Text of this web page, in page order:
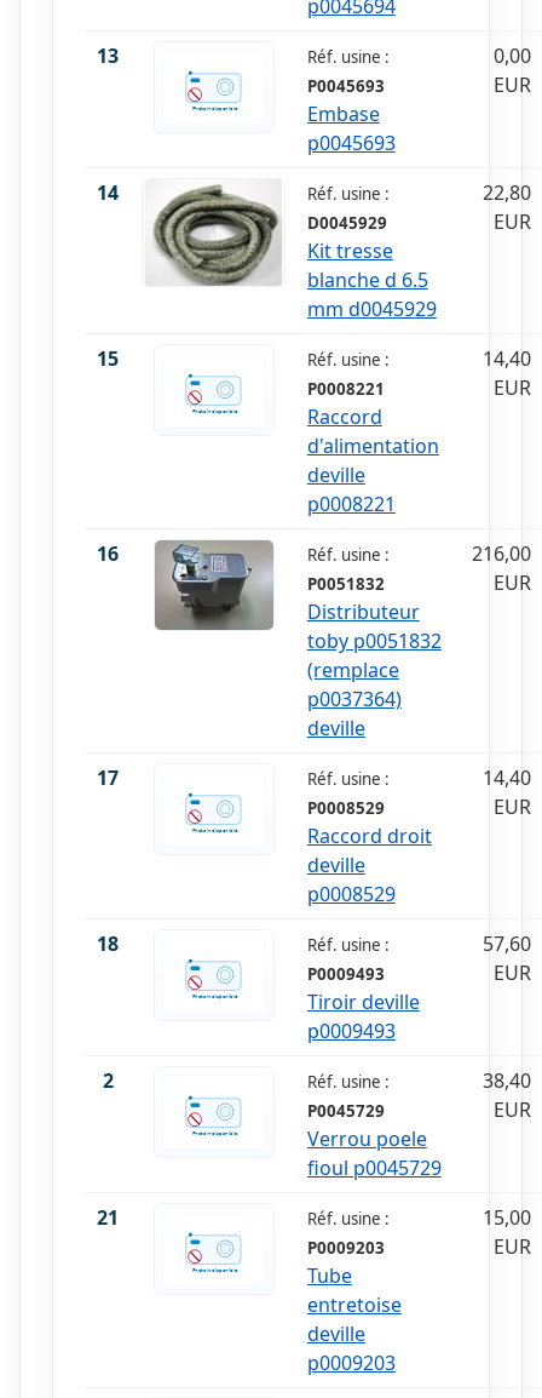
p0045694
13
Réf. usine :
P0045693
Embase
p0045693
0,00
EUR
14
Réf. usine :
D0045929
Kit tresse
blanche d 6.5
mm d0045929
22,80
EUR
15
Réf. usine :
P0008221
Raccord
d'alimentation
deville
p0008221
14,40
EUR
16
Réf. usine :
P0051832
Distributeur
toby p0051832
(remplace
p0037364)
deville
216,00
EUR
17
Réf. usine :
P0008529
Raccord droit
deville
p0008529
14,40
EUR
18
Réf. usine :
P0009493
Tiroir deville
p0009493
57,60
EUR
2
Réf. usine :
P0045729
Verrou poele
fioul p0045729
38,40
EUR
21
Réf. usine :
P0009203
Tube
entretoise
deville
p0009203
15,00
EUR